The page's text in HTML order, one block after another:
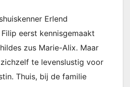
Erlend
eerst kennisgemaakt
zus Marie-Alix. Maar
te levenslustig voor
Thuis, bij de familie